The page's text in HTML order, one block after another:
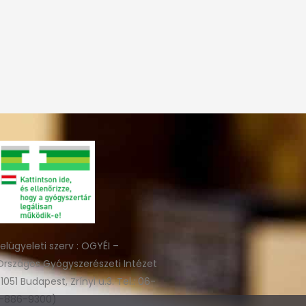
szerv : OGYÉI –
Gyógyszerészeti Intézet
Budapest, Zrínyi u.3. Tel.: 06-
886-9300)